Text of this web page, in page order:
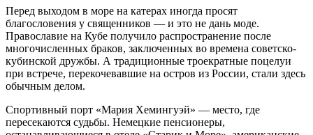
Перед выходом в море на катерах иногда просят
благословения у священников — и это не дань моде.
Православие на Кубе получило распространение после
многочисленных браков, заключенных во времена советско-
кубинской дружбы. А традиционные троекратные поцелуи
при встрече, перекочевавшие на остров из России, стали здесь
обычным делом.
Спортивный порт «Мария Хемингуэй» — место, где
пересекаются судьбы. Немецкие пенсионеры,